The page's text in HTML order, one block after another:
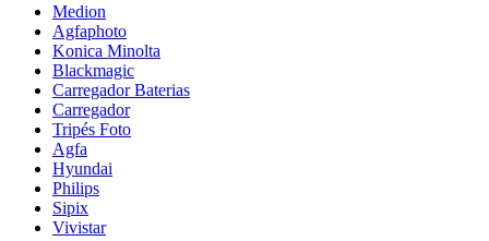
Medion
Agfaphoto
Konica Minolta
Blackmagic
Carregador Baterias
Carregador
Tripés Foto
Agfa
Hyundai
Philips
Sipix
Vivistar